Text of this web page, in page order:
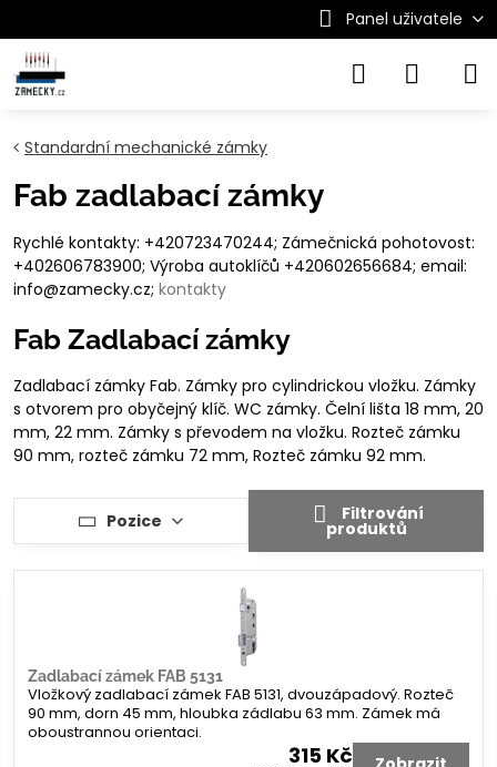
Panel uživatele
Standardní mechanické zámky
Fab zadlabací zámky
Rychlé kontakty: +420723470244; Zámečnická pohotovost:
+402606783900; Výroba autoklíčů +420602656684; email:
info@zamecky.cz; kontakty
Fab Zadlabací zámky
Zadlabací zámky Fab. Zámky pro cylindrickou vložku. Zámky
s otvorem pro obyčejný klíč. WC zámky. Čelní lišta 18 mm, 20
mm, 22 mm. Zámky s převodem na vložku. Rozteč zámku
90 mm, rozteč zámku 72 mm, Rozteč zámku 92 mm.
Pozice Filtrování
produktů
Zadlabací zámek FAB 5131
Vložkový zadlabací zámek FAB 5131, dvouzápadový. Rozteč
90 mm, dorn 45 mm, hloubka zádlabu 63 mm. Zámek má
oboustrannou orientaci.
315 Kč